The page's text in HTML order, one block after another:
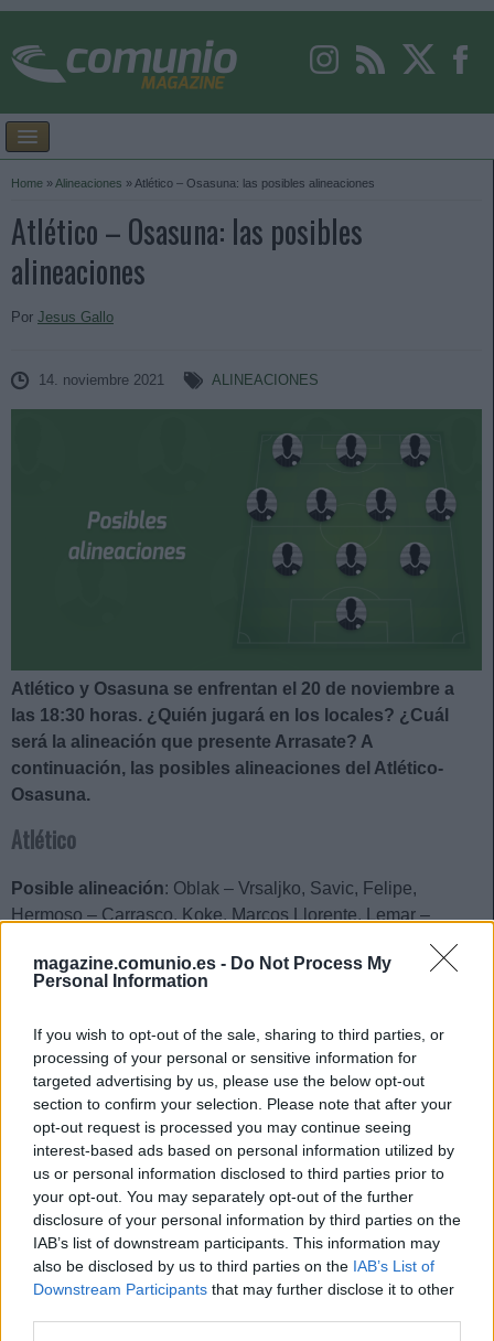
magazine.comunio.es - Do Not Process My
Personal Information
If you wish to opt-out of the sale, sharing to third parties, or
processing of your personal or sensitive information for
targeted advertising by us, please use the below opt-out
section to confirm your selection. Please note that after your
opt-out request is processed you may continue seeing
interest-based ads based on personal information utilized by
us or personal information disclosed to third parties prior to
your opt-out. You may separately opt-out of the further
disclosure of your personal information by third parties on the
IAB’s list of downstream participants. This information may
also be disclosed by us to third parties on the IAB’s List of
Downstream Participants that may further disclose it to other
Home »Alineaciones » Atlético – Osasuna: las posibles alineaciones
Atlético – Osasuna: las posibles
alineaciones
Por Jesus Gallo
14. noviembre 2021 ALINEACIONES
Atlético y Osasuna se enfrentan el 20 de noviembre a
las 18:30 horas. ¿Quién jugará en los locales? ¿Cuál
será la alineación que presente Arrasate? A
continuación, las posibles alineaciones del Atlético-
Osasuna.
Atlético
Posible alineación: Oblak – Vrsaljko, Savic, Felipe,
Hermoso – Carrasco, Koke, Marcos Llorente, Lemar –
Estos jugadores son baja
Estos jugadores son duda:
Posibles modificaciones : Simeone ha ensayado con ese
once en el entrenamiento del jueves. Suárez, De Paul y
Giménez tendrían descanso tras jugar con sus selecciones
y con vistas al partido de Champions ante el Milán.
Actualidad Comunio: los lesionados de la jornada 13
La jornada 13 ha dejado una
amplia lista de lesionados. Sin